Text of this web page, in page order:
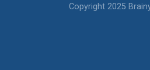
Copyright 2025